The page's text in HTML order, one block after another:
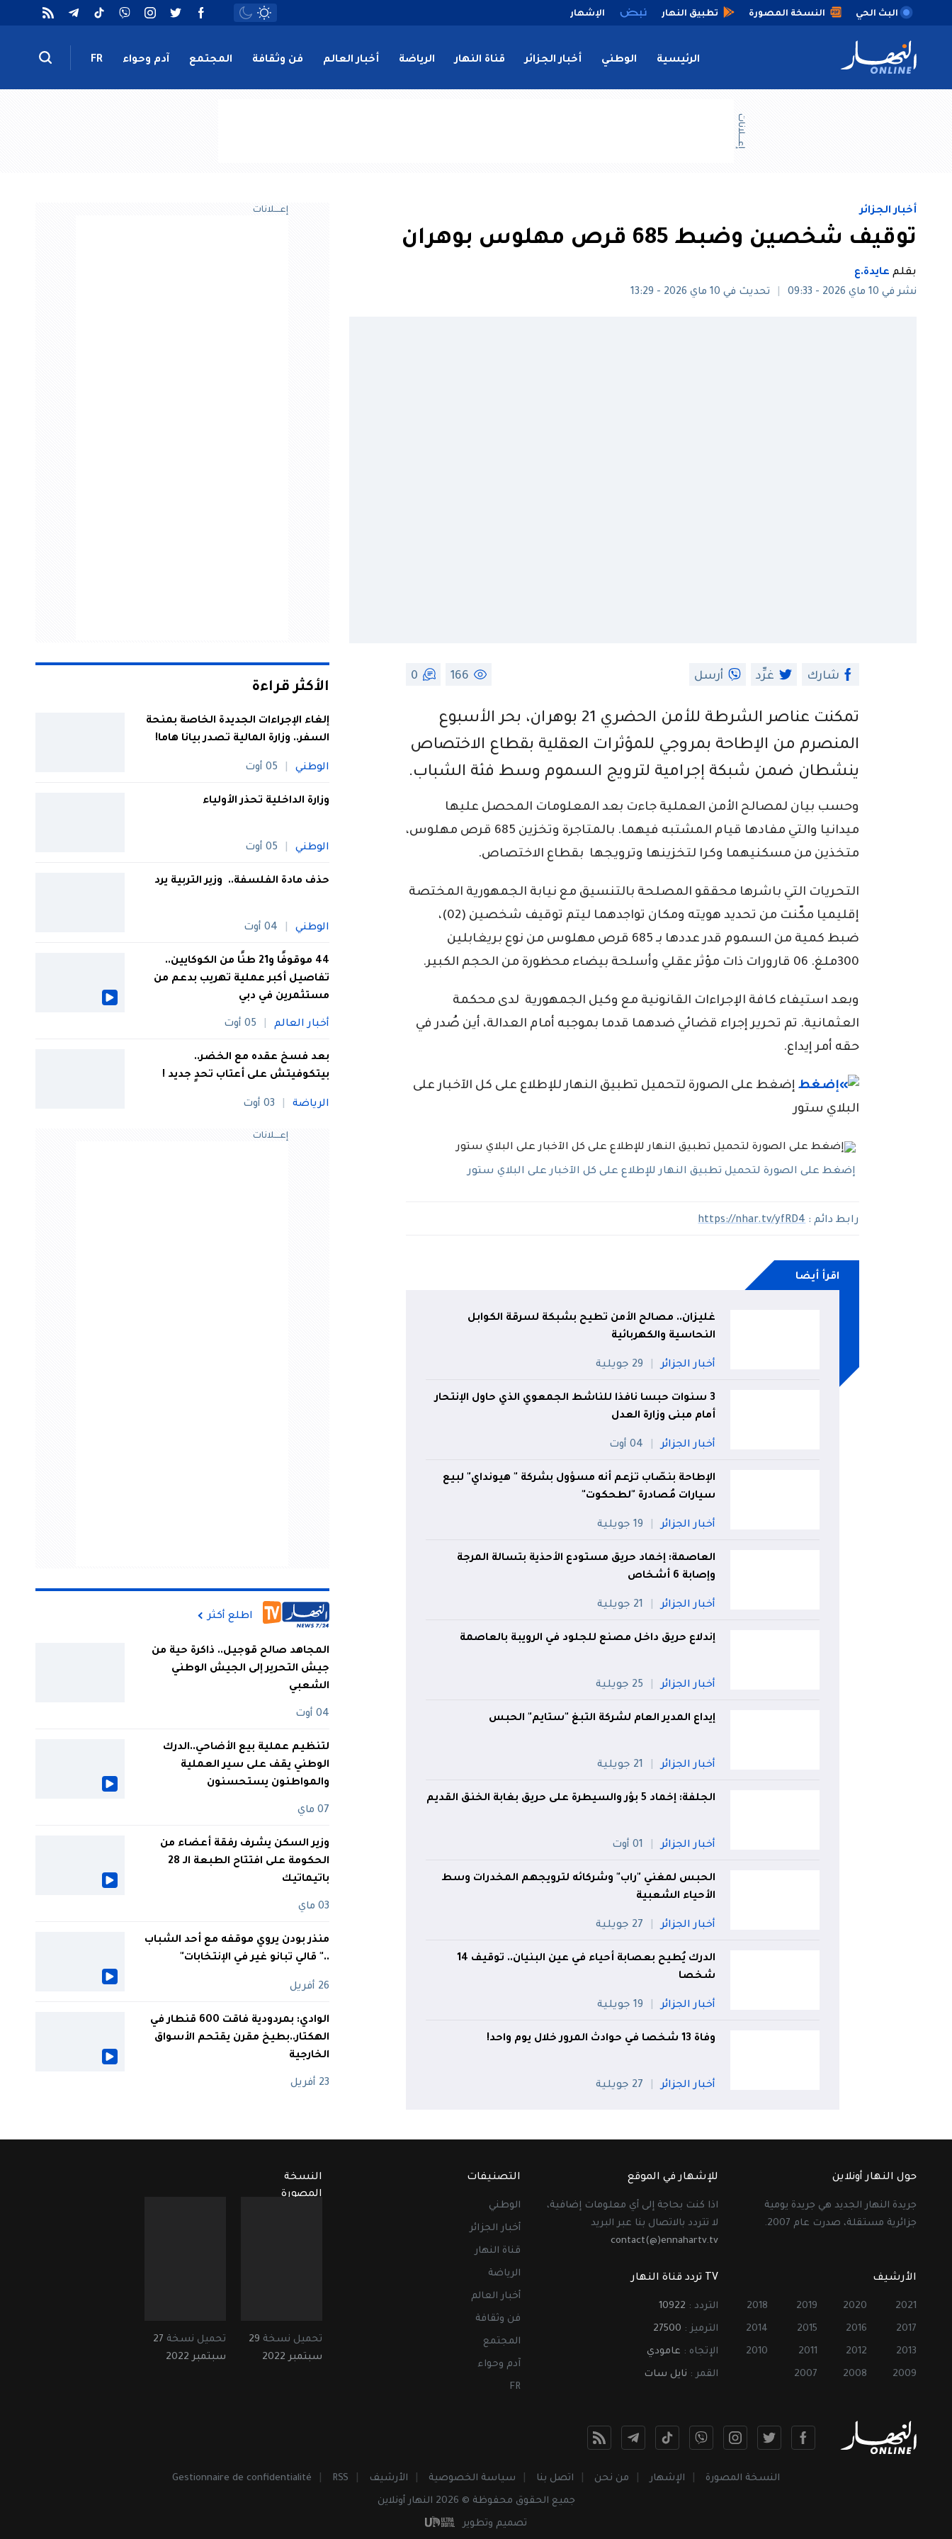
البث الحي النسخة المصورة تطبيق النهار الإشهار
الرئيسية الوطني أخبار الجزائر قناة النهار الرياضة أخبار العالم فن وثقافة المجتمع آدم وحواء FR
إعــــلانات
أخبار الجزائر
توقيف شخصين وضبط 685 قرص مهلوس بوهران
بقلم عايدة.ع
نشر في 10 ماي 2026 - 09:33
تحديث في 10 ماي 2026 - 13:29
شارك غرِّد أرسل 166
0
تمكنت عناصر الشرطة للأمن الحضري 21 بوهران، بحر الأسبوع
المنصرم من الإطاحة بمروجي للمؤثرات العقلية بقطاع الاختصاص
ينشطان ضمن شبكة إجرامية لترويج السموم وسط فئة الشباب.
وحسب بيان لمصالح الأمن العملية جاءت بعد المعلومات المحصل عليها
ميدانيا والتي مفادها قيام المشتبه فيهما. بالمتاجرة وتخزين 685 قرص مهلوس،
متخذين من مسكنيهما وكرا لتخزينها وترويجها بقطاع الاختصاص.
التحريات التي باشرها محققو المصلحة بالتنسيق مع نيابة الجمهورية المختصة
إقليميا مكّنت من تحديد هويته ومكان تواجدهما ليتم توقيف شخصين (02)،
ضبط كمية من السموم قدر عددها بـ 685 قرص مهلوس من نوع بريغابلين
300ملغ. 06 قارورات ذات مؤثر عقلي وأسلحة بيضاء محظورة من الحجم الكبير.
وبعد استيفاء كافة الإجراءات القانونية مع وكيل الجمهورية لدى محكمة
العثمانية. تم تحرير إجراء قضائي ضدهما قدما بموجبه أمام العدالة، أين صُدر في
حقه أمر إيداع.
إضغط على الصورة لتحميل تطبيق النهار للإطلاع على كل الآخبار على
البلاي ستور
إضغط على الصورة لتحميل تطبيق النهار للإطلاع على كل الآخبار على البلاي ستور
رابط دائم :https://nhar.tv/yfRD4
اقرأ أيضا
غليزان.. مصالح الأمن تطيح بشبكة لسرقة الكوابل
النحاسية والكهربائية
أخبار الجزائر 29 جويلية
3 سنوات حبسا نافذا للناشط الجمعوي الذي حاول الإنتحار
أمام مبنى وزارة العدل
أخبار الجزائر 04 أوت
الإطاحة بنصّاب تزعم أنه مسؤول بشركة " هيونداي" لبيع
سيارات مُصادرة "لطحكوت"
أخبار الجزائر 19 جويلية
العاصمة: إخماد حريق مستودع الأحذية بتسالة المرجة
وإصابة 6 أشخاص
أخبار الجزائر 21 جويلية
إندلاع حريق داخل مصنع للجلود في الرويبة بالعاصمة
أخبار الجزائر 25 جويلية
إيداع المدير العام لشركة التبغ "ستايم" الحبس
أخبار الجزائر 21 جويلية
الجلفة: إخماد 5 بؤر والسيطرة على حريق بغابة الخنق القديم
أخبار الجزائر 01 أوت
الحبس لمغني "راب" وشركائه لترويجهم المخدرات وسط
الأحياء الشعبية
أخبار الجزائر 27 جويلية
الدرك يُطيح بعصابة أحياء في عين البنيان.. توقيف 14
شخصا
أخبار الجزائر 19 جويلية
وفاة 13 شخصا في حوادث المرور خلال يوم واحد!
أخبار الجزائر 27 جويلية
إعــــلانات
الأكثر قراءة
إلغاء الإجراءات الجديدة الخاصة بمنحة
السفر.. وزارة المالية تصدر بيانا هاما!
الوطني 05 أوت
وزارة الداخلية تحذر الأولياء
الوطني 05 أوت
حذف مادة الفلسفة.. وزير التربية يرد
الوطني 04 أوت
44 موقوفًا و21 طنًا من الكوكايين..
تفاصيل أكبر عملية تهريب بدعم من
مستثمرين في دبي
أخبار العالم 05 أوت
بعد فسخ عقده مع الخضر..
بيتكوفيتش على أعتاب تحدٍ جديد !
الرياضة 03 أوت
إعــــلانات
اطلع أكثر
المجاهد صالح قوجيل.. ذاكرة حية من
جيش التحرير إلى الجيش الوطني
الشعبي
04 أوت
لتنظيم عملية بيع الأضاحي..الدرك
الوطني يقف على سير العملية
والمواطنون يستحسنون
07 ماي
وزير السكن يشرف رفقة أعضاء من
الحكومة على افتتاح الطبعة الـ 28
باتيماتيك
03 ماي
منذر بودن يروي موقفه مع أحد الشباب
.." قالي تبانو غير في الإنتخابات"
26 أفريل
الوادي: بمردودية فاقت 600 قنطار في
الهكتار..بطيخ مقرن يقتحم الأسواق
الخارجية
23 أفريل
حول النهار أونلاين
جريدة النهار الجديد هي جريدة يومية
جزائرية مستقلة، صدرت عام 2007.
للإشهار في الموقع
اذا كنت بحاجة إلى أي معلومات إضافية،
لا تتردد بالاتصال بنا عبر البريد
contact(@)ennahartv.tv
الأرشيف
2021
2020
2019
2018
2017
2016
2015
2014
2013
2012
2011
2010
2009
2008
2007
TV تردد قناة النهار
التردد : 10922
الترميز : 27500
الإتجاه : عامودي
القمر : نايل سات
التصنيفات
الوطني
أخبار الجزائر
قناة النهار
الرياضة
أخبار العالم
فن وثقافة
المجتمع
آدم وحواء
FR
النسخة
المصورة
تحميل نسخة 29
سبتمبر 2022
تحميل نسخة 27
سبتمبر 2022
النسخة المصورة الإشهار من نحن اتصل بنا سياسة الخصوصية الأرشيف RSS
Gestionnaire de confidentialité
جميع الحقوق محفوظة © 2026 النهار أونلاين
تصميم وتطوير